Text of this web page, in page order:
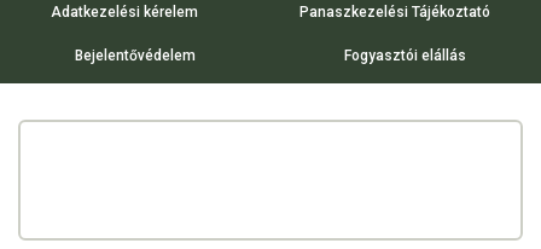
Adatkezelési kérelem Panaszkezelési Tájékoztató
Bejelentővédelem Fogyasztói elállás